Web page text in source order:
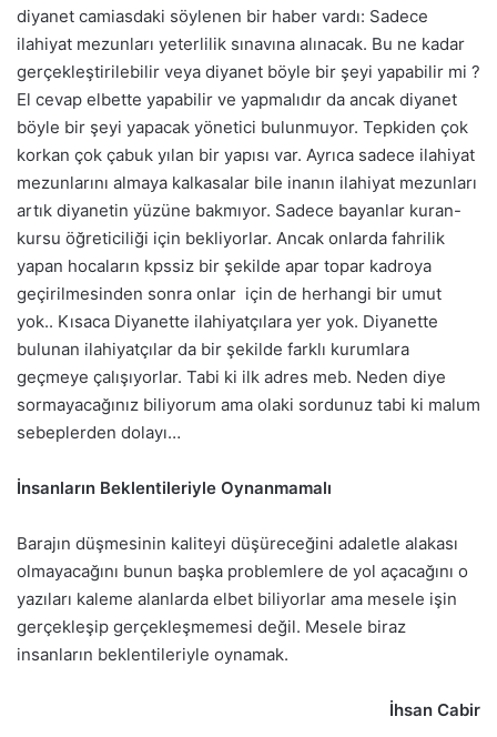
diyanet camiasdaki söylenen bir haber vardı: Sadece
ilahiyat mezunları yeterlilik sınavına alınacak. Bu ne kadar
gerçekleştirilebilir veya diyanet böyle bir şeyi yapabilir mi ?
El cevap elbette yapabilir ve yapmalıdır da ancak diyanet
böyle bir şeyi yapacak yönetici bulunmuyor. Tepkiden çok
korkan çok çabuk yılan bir yapısı var. Ayrıca sadece ilahiyat
mezunlarını almaya kalkasalar bile inanın ilahiyat mezunları
artık diyanetin yüzüne bakmıyor. Sadece bayanlar kuran-
kursu öğreticiliği için bekliyorlar. Ancak onlarda fahrilik
yapan hocaların kpssiz bir şekilde apar topar kadroya
geçirilmesinden sonra onlar için de herhangi bir umut
yok.. Kısaca Diyanette ilahiyatçılara yer yok. Diyanette
bulunan ilahiyatçılar da bir şekilde farklı kurumlara
geçmeye çalışıyorlar. Tabi ki ilk adres meb. Neden diye
sormayacağınız biliyorum ama olaki sordunuz tabi ki malum
sebeplerden dolayı…
İnsanların Beklentileriyle Oynanmamalı
Barajın düşmesinin kaliteyi düşüreceğini adaletle alakası
olmayacağını bunun başka problemlere de yol açacağını o
yazıları kaleme alanlarda elbet biliyorlar ama mesele işin
gerçekleşip gerçekleşmemesi değil. Mesele biraz
insanların beklentileriyle oynamak.
İhsan Cabir